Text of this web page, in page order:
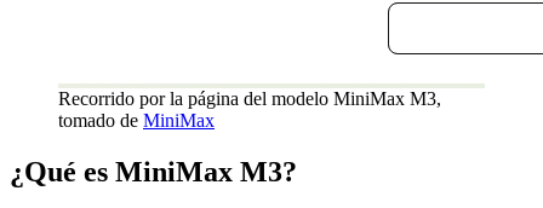
Recorrido por la página del modelo MiniMax M3,
tomado de MiniMax
¿Qué es MiniMax M3?